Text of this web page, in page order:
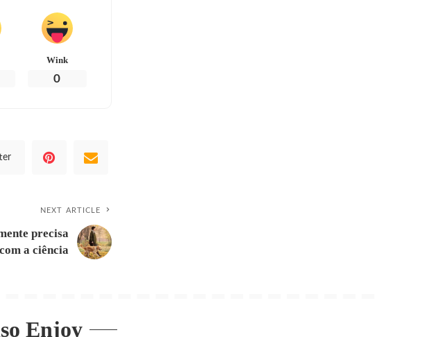
Wink
0
NEXT ARTICLE
precisa
a ciência
Enjoy